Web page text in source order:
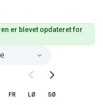
er blevet opdateret for
FR LØ SØ